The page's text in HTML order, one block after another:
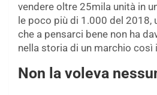
vendere oltre 25mila unità in
le poco più di 1.000 del 2018,
che a pensarci bene non ha
nella storia di un marchio così
Non la voleva